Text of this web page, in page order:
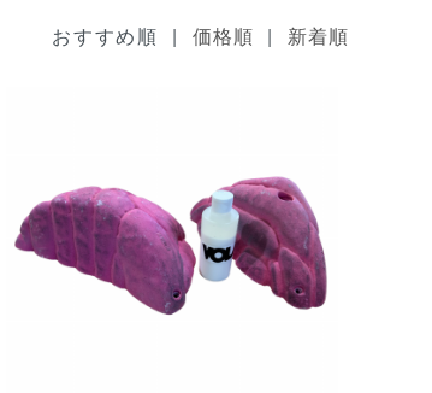
おすすめ順 |価格順 | 新着順